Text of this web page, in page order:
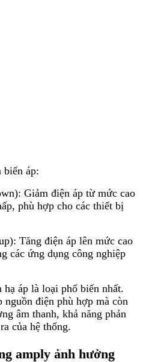
biến áp:
Giảm điện áp từ mức cao
phù hợp cho các thiết bị
Tăng điện áp lên mức cao
các ứng dụng công nghiệp
áp là loại phổ biến nhất.
điện phù hợp mà còn
âm thanh, khả năng phản
của hệ thống.
amply ảnh hưởng